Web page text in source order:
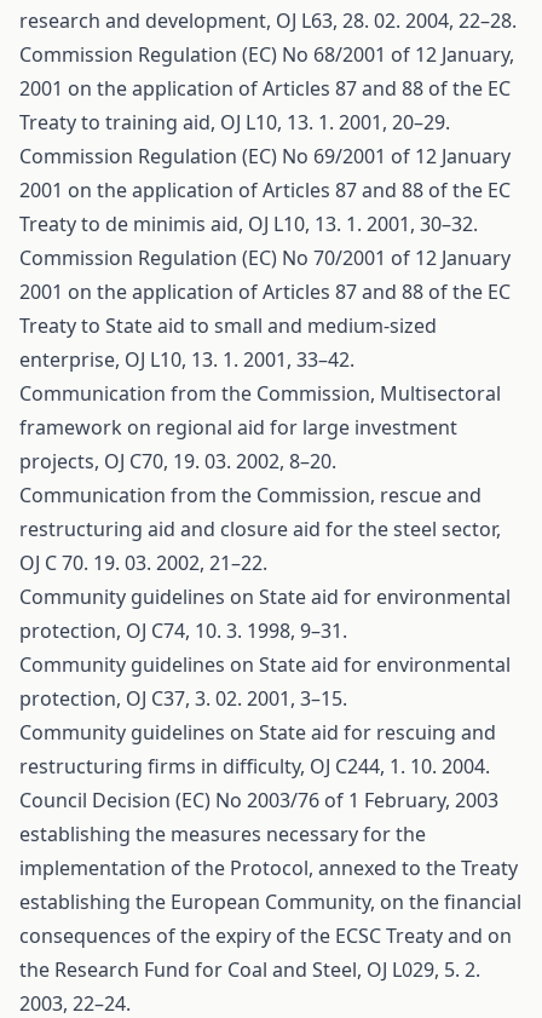
research and development, OJ L63, 28. 02. 2004, 22–28.
Commission Regulation (EC) No 68/2001 of 12 January,
2001 on the application of Articles 87 and 88 of the EC
Treaty to training aid, OJ L10, 13. 1. 2001, 20–29.
Commission Regulation (EC) No 69/2001 of 12 January
2001 on the application of Articles 87 and 88 of the EC
Treaty to de minimis aid, OJ L10, 13. 1. 2001, 30–32.
Commission Regulation (EC) No 70/2001 of 12 January
2001 on the application of Articles 87 and 88 of the EC
Treaty to State aid to small and medium-sized
enterprise, OJ L10, 13. 1. 2001, 33–42.
Communication from the Commission, Multisectoral
framework on regional aid for large investment
projects, OJ C70, 19. 03. 2002, 8–20.
Communication from the Commission, rescue and
restructuring aid and closure aid for the steel sector,
OJ C 70. 19. 03. 2002, 21–22.
Community guidelines on State aid for environmental
protection, OJ C74, 10. 3. 1998, 9–31.
Community guidelines on State aid for environmental
protection, OJ C37, 3. 02. 2001, 3–15.
Community guidelines on State aid for rescuing and
restructuring firms in difficulty, OJ C244, 1. 10. 2004.
Council Decision (EC) No 2003/76 of 1 February, 2003
establishing the measures necessary for the
implementation of the Protocol, annexed to the Treaty
establishing the European Community, on the financial
consequences of the expiry of the ECSC Treaty and on
the Research Fund for Coal and Steel, OJ L029, 5. 2.
2003, 22–24.